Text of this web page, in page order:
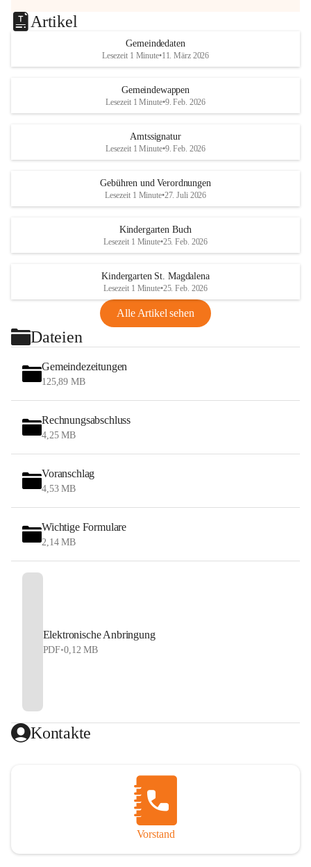
Artikel
Gemeindedaten
Lesezeit 1 Minute•11. März 2026
Gemeindewappen
Lesezeit 1 Minute•9. Feb. 2026
Amtssignatur
Lesezeit 1 Minute•9. Feb. 2026
Gebühren und Verordnungen
Lesezeit 1 Minute•27. Juli 2026
Kindergarten Buch
Lesezeit 1 Minute•25. Feb. 2026
Kindergarten St. Magdalena
Lesezeit 1 Minute•25. Feb. 2026
Alle Artikel sehen
Dateien
Gemeindezeitungen
125,89 MB
Rechnungsabschluss
4,25 MB
Voranschlag
4,53 MB
Wichtige Formulare
2,14 MB
Elektronische Anbringung
PDF•0,12 MB
Kontakte
Vorstand